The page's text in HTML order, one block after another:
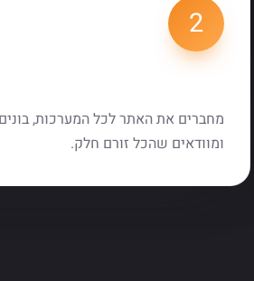
2
מחברים את האתר לכל המערכות,
ומוודאים שהכל זורם חלק.